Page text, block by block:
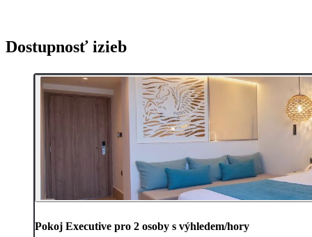
Dostupnosť izieb
Pokoj Executive pro 2 osoby s výhledem/hory